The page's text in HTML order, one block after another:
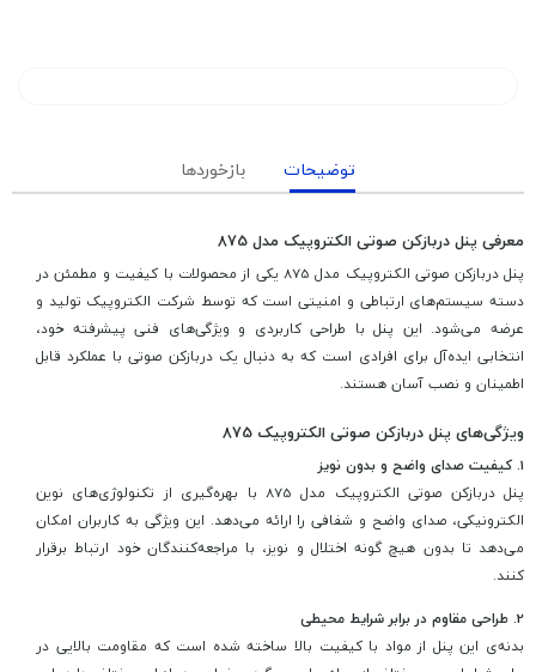
توضیحات بازخوردها
معرفی پنل دربازکن صوتی الکتروپیک مدل 875
پنل دربازکن صوتی الکتروپیک مدل 875 یکی از محصولات با کیفیت و مطمئن در
دسته سیستم‌های ارتباطی و امنیتی است که توسط شرکت الکتروپیک تولید و
عرضه می‌شود. این پنل با طراحی کاربردی و ویژگی‌های فنی پیشرفته خود،
انتخابی ایده‌آل برای افرادی است که به دنبال یک دربازکن صوتی با عملکرد قابل
اطمینان و نصب آسان هستند.
ویژگی‌های پنل دربازکن صوتی الکتروپیک 875
1. کیفیت صدای واضح و بدون نویز
پنل دربازکن صوتی الکتروپیک مدل 875 با بهره‌گیری از تکنولوژی‌های نوین
الکترونیکی، صدای واضح و شفافی را ارائه می‌دهد. این ویژگی به کاربران امکان
می‌دهد تا بدون هیچ گونه اختلال و نویز، با مراجعه‌کنندگان خود ارتباط برقرار
کنند.
2. طراحی مقاوم در برابر شرایط محیطی
بدنه‌ی این پنل از مواد با کیفیت بالا ساخته شده است که مقاومت بالایی در